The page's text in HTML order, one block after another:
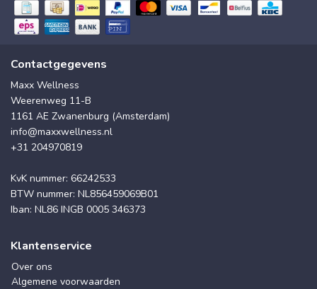
Contactgegevens
Maxx Wellness
Weerenweg 11-B
1161 AE Zwanenburg (Amsterdam)
info@maxxwellness.nl
+31 204970819
KvK nummer: 66242533
BTW nummer: NL856459069B01
Iban: NL86 INGB 0005 346373
Klantenservice
Over ons
Algemene voorwaarden